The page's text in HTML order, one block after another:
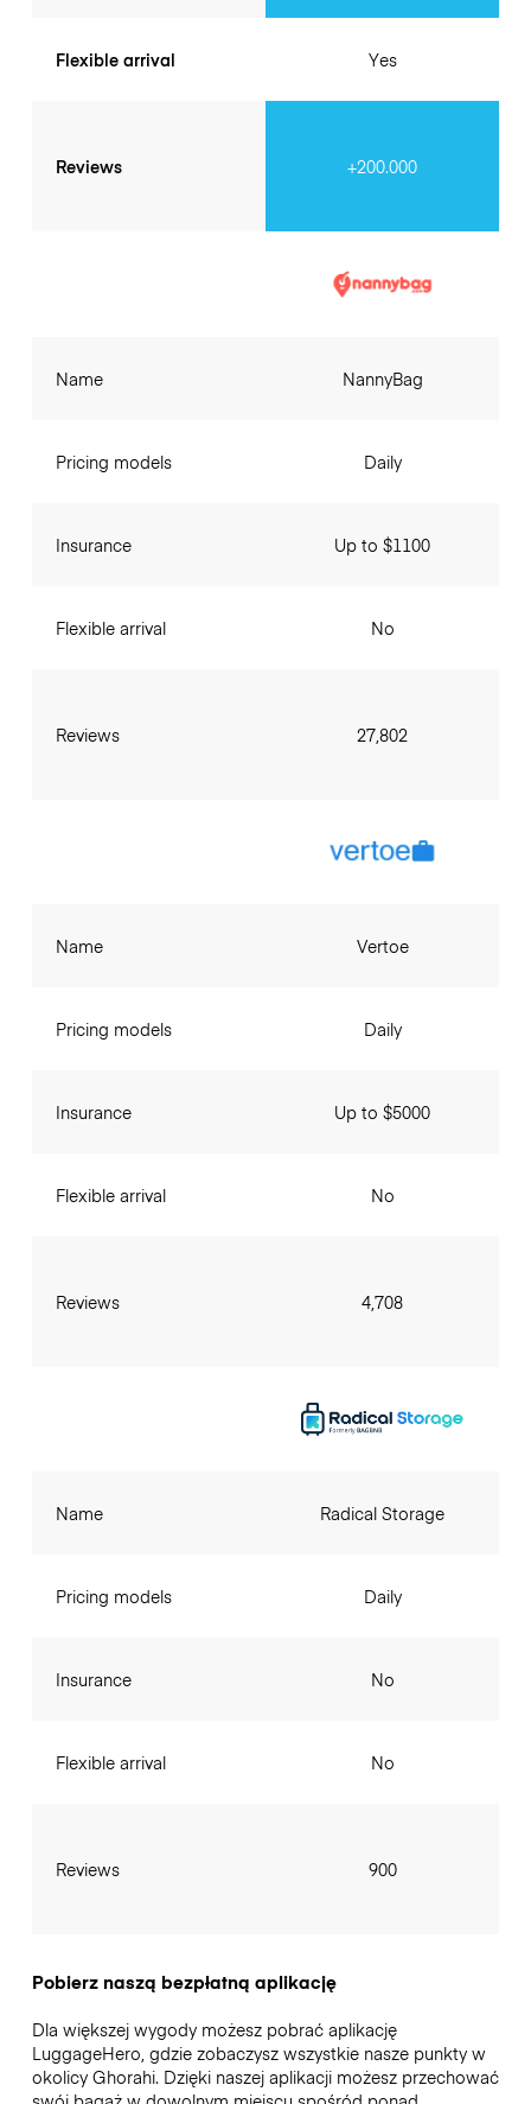
Flexible arrival
Reviews
Yes
+200.000
Name
Pricing models
Insurance
Flexible arrival
Reviews
NannyBag
Daily
Up to $1100
No
27,802
Name
Pricing models
Insurance
Flexible arrival
Reviews
Vertoe
Daily
Up to $5000
No
4,708
Name
Pricing models
Insurance
Flexible arrival
Reviews
Radical Storage
Daily
No
No
900
Pobierz naszą bezpłatną aplikację
Dla większej wygody możesz pobrać aplikację
LuggageHero, gdzie zobaczysz wszystkie nasze punkty w
okolicy Ghorahi. Dzięki naszej aplikacji możesz przechować